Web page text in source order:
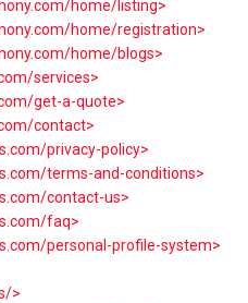
home/listing>
home/registration>
home/blogs>
services>
get-a-quote>
contact>
privacy-policy>
terms-and-conditions>
contact-us>
faq>
personal-profile-system>
>